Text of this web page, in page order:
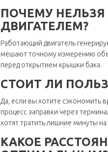
ПОЧЕМУ
ДВИГАТЕЛЕМ?
Работающий двигатель
мешают точному измерению
перед открытием крышки бака.
СТОИТ ЛИ
Да, если вы хотите сэкономить
процесс заправки через
хотят тратить лишние минуты
КАКОЕ